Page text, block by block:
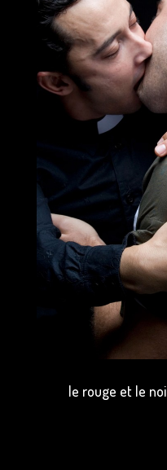
le rouge et le